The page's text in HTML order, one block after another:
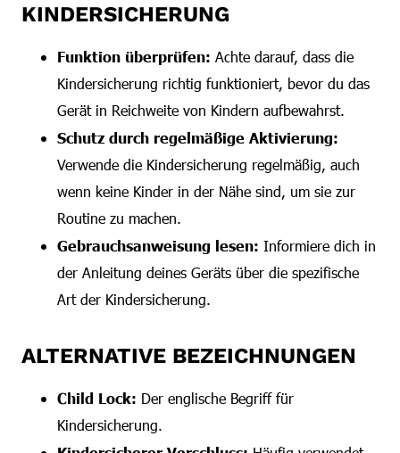
KINDERSICHERUNG
Funktion überprüfen: Achte darauf, dass die
Kindersicherung richtig funktioniert, bevor du das
Gerät in Reichweite von Kindern aufbewahrst.
Schutz durch regelmäßige Aktivierung:
Verwende die Kindersicherung regelmäßig, auch
wenn keine Kinder in der Nähe sind, um sie zur
Routine zu machen.
Gebrauchsanweisung lesen: Informiere dich in
der Anleitung deines Geräts über die spezifische
Art der Kindersicherung.
ALTERNATIVE BEZEICHNUNGEN
Child Lock: Der englische Begriff für
Kindersicherung.